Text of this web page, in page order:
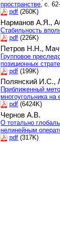
пространстве, с.
pdf (260K)
Нарманов А.Я.,
Стабильность
pdf (226K)
Петров Н.Н.,
Групповое
позиционных
pdf (199K)
Полянский И.С.,
Приближенный
многоугольника на
pdf (6424K)
Чернов А.В.
О тотально
нелинейным
pdf (317K)